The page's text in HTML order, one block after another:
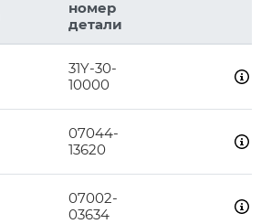
номер
детали
31Y-30-
10000
07044-
13620
07002-
03634